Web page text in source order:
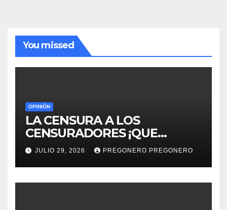
You missed
OPINIÓN
LA CENSURA A LOS
CENSURADORES ¡QUE
HORROR!
JULIO 29, 2026 PREGONERO PREGONERO